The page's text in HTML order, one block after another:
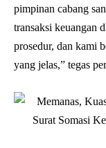
pimpinan cabang
transaksi keuangan
prosedur, dan kami
yang jelas,” tegas